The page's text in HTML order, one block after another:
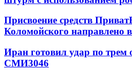
Присвоение средств
Коломойского направлено
Иран готовил удар по трем
СМИ3046